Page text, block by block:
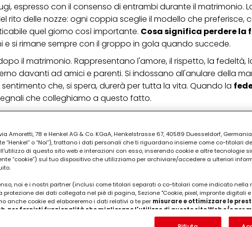
espresso con il consenso di entrambi durante il matrimonio.
rito delle nozze: ogni coppia sceglie il modello che preferisce,
quel giorno così importante. Cosa significa perdere la
si rimane sempre con il groppo in gola quando succede.
il matrimonio. Rappresentano l'amore, il rispetto, la fedeltà,
davanti ad amici e parenti. Si indossano all'anulare della
che, si spera, durerà per tutta la vita. Quando la
che colleghiamo a questo fatto.
Amoretti, 78 e Henkel AG & Co. KGaA, Henkelstrasse 67, 40589 Duesseldorf, Germania
“Henkel” o “Noi”), trattano i dati personali che ti riguardano insieme come co-titolari
di questo sito web e interazioni con esso, inserendo cookie e altre tecnologie
“cookie”) sul tuo dispositivo che utilizziamo per archiviare/accedere a ulteriori
noi e i nostri partner (inclusi come titolari separati o co-titolari come indicato nella
protezione dei dati collegata nel piè di pagina, Sezione "Cookie, pixel, impronte digitali
anche cookie ed elaboreremo i dati relativi a te per misurare e ottimizzare le
per fornirti funzionalità che migliorano l'utilizzo di questo sito Web e/o per
. Analizzeremo il tuo utilizzo di questo sito Web e le tue interazioni commerciali con noi